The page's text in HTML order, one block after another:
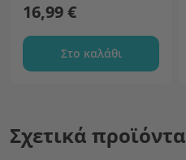
16,99 €
Στο καλάθι
Σχετικά προϊόντα